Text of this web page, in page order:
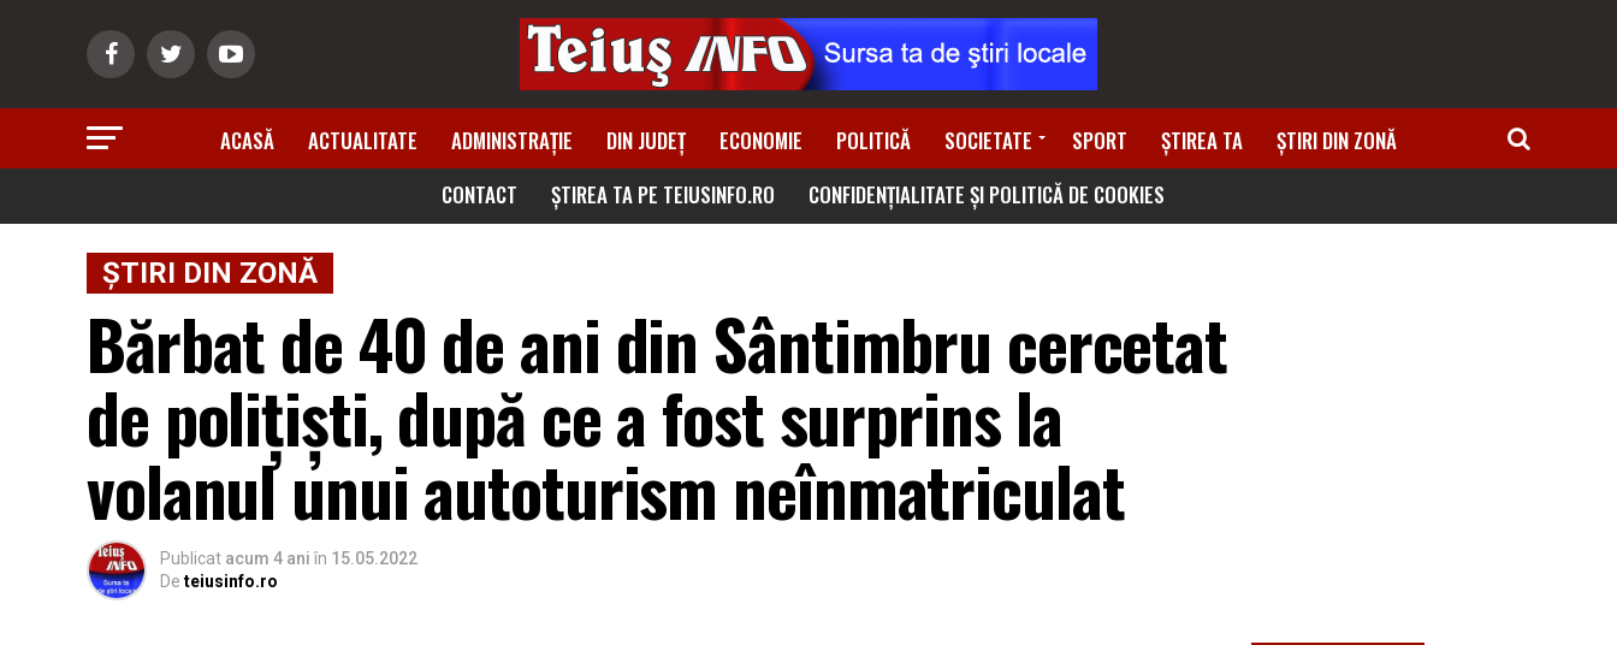
ACASĂ ACTUALITATE ADMINISTRAȚIE DIN JUDEȚ ECONOMIE POLITICĂ SOCIETATE SPORT ȘTIREA TA
ȘTIRI DIN ZONĂ
CONTACT
ȘTIREA TA PE TEIUSINFO.RO CONFIDENȚIALITATE ȘI POLITICĂ DE COOKIES
ȘTIRI DIN ZONĂ
Bărbat de 40 de ani din Sântimbru cercetat
de polițiști, după ce a fost surprins la
volanul unui autoturism neînmatriculat
Publicat acum 4 ani în 15.05.2022
De teiusinfo.ro